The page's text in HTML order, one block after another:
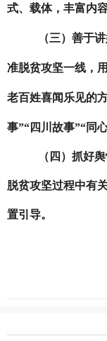
式、载体，丰富内
（三）善于
准脱贫攻坚一线，用
老百姓喜闻乐见的
事”“四川故事”“同
（四）抓好
脱贫攻坚过程中有
置引导。